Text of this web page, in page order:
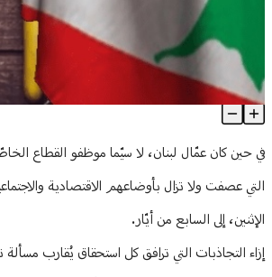
عيديّة العمّال مؤجّلة… انتظروا 7 أيّار
Article Content
في حين كان عمّال لبنان، لا سيّما موظفو القطاع
التي عصفت ولا تزال بأوضاعهم الاقتصادية
الإثنين، إلى السابع من أيّار.
إزاء التجاذبات التي ترافق كل استحقاق يُقارب